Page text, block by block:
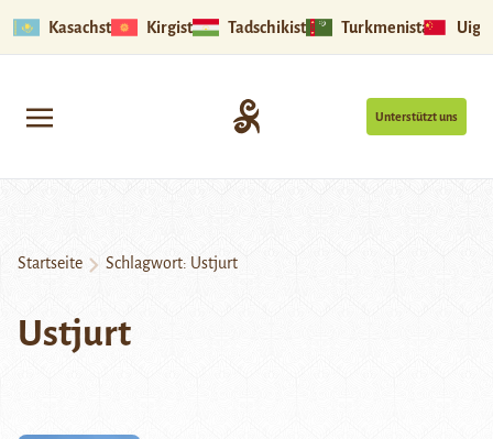
Kasachstan Kirgistan Tadschikistan Turkmenistan
Unterstützt uns
Startseite Schlagwort: Ustjurt
Ustjurt